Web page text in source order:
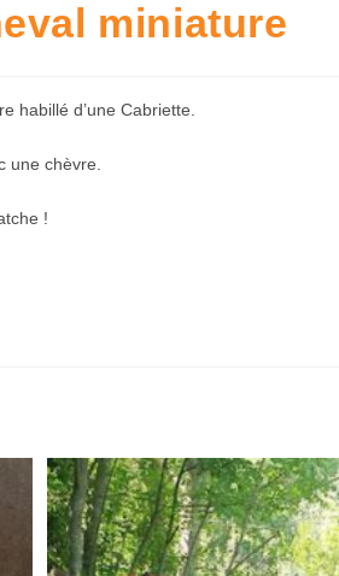
miniature
habillé d’une Cabriette.
une chèvre.
!